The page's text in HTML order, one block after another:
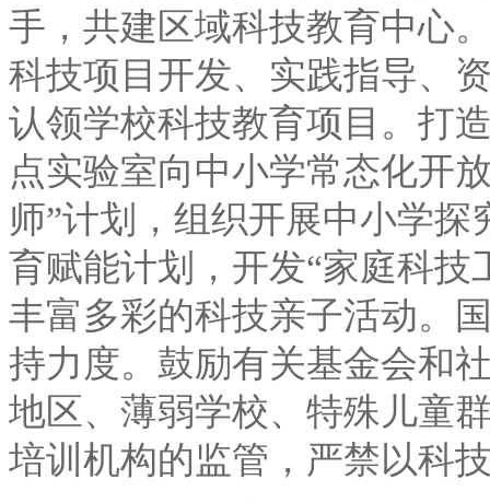
手，共建区域科技教育中心
科技项目开发、实践指导、
认领学校科技教育项目。打
点实验室向中小学常态化开
师”计划，组织开展中小学
育赋能计划，开发“家庭科
丰富多彩的科技亲子活动。
持力度。鼓励有关基金会和
地区、薄弱学校、特殊儿童
培训机构的监管，严禁以科